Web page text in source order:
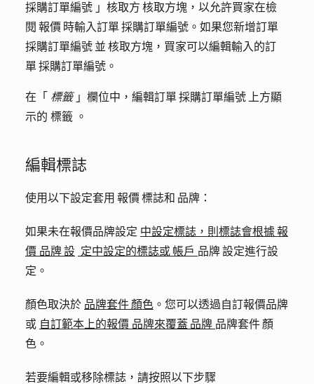
採購訂單編號 」核取方 核取方塊，以允許買家在檢
閱 報價 時輸入訂單 採購訂單編號。如果您新增訂單
採購訂單編號 並 核取方塊，買家可以編輯輸入的訂
單 採購訂單編號。
在「 標籤」欄位中，編輯訂單 採購訂單編號 上方顯
示的 標籤 。
編輯標誌
使用以下設定套用 報價 標誌和 品牌：
如果未在報價品牌設定 中設定標誌，則標誌會根據 報
價 品牌 設 定中設定的標誌或 帳戶 品牌 設定進行設
定。
顏色取決於 品牌套件 顏色 。您可以透過自訂報價品牌
或 自訂範本上的報價 品牌來覆蓋 品牌 品牌套件 顏
色。
若要編輯或移除標誌，請按照以下步驟